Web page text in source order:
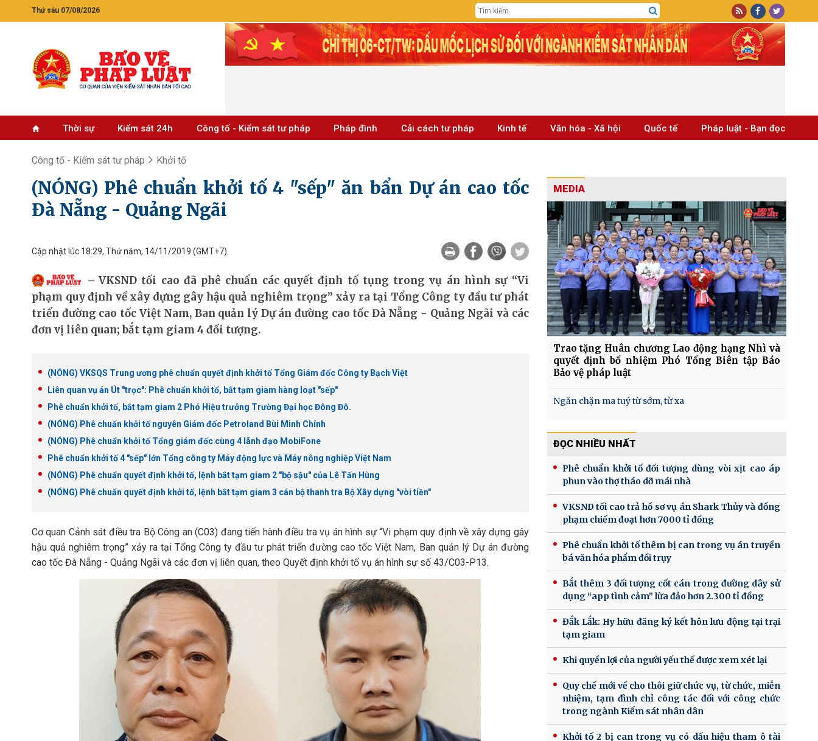
Thứ sáu 07/08/2026
Thời sự Kiểm sát 24h Công tố - Kiểm sát tư pháp Pháp đình Cải cách tư pháp Kinh tế Văn hóa - Xã hội Quốc tế Pháp luật - Bạn đọc
Công tố - Kiểm sát tư pháp Khởi tố
(NÓNG) Phê chuẩn khởi tố 4 "sếp" ăn bẩn Dự án cao tốc
Đà Nẵng - Quảng Ngãi
Cập nhật lúc 18:29, Thứ năm, 14/11/2019 (GMT+7)
VKSND tối cao đã phê chuẩn các quyết định tố tụng trong vụ án hình sự “Vi
phạm quy định về xây dựng gây hậu quả nghiêm trọng” xảy ra tại Tổng Công ty đầu tư phát
triển đường cao tốc Việt Nam, Ban quản lý Dự án đường cao tốc Đà Nẵng - Quảng Ngãi và các
đơn vị liên quan; bắt tạm giam 4 đối tượng.
(NÓNG) VKSQS Trung ương phê chuẩn quyết định khởi tố Tổng Giám đốc Công ty Bạch Việt
Liên quan vụ án Út "trọc": Phê chuẩn khởi tố, bắt tạm giam hàng loạt "sếp"
Phê chuẩn khởi tố, bắt tạm giam 2 Phó Hiệu trưởng Trường Đại học Đông Đô.
(NÓNG) Phê chuẩn khởi tố nguyên Giám đốc Petroland Bùi Minh Chính
(NÓNG) Phê chuẩn khởi tố Tổng giám đốc cùng 4 lãnh đạo MobiFone
Phê chuẩn khởi tố 4 "sếp" lớn Tổng công ty Máy động lực và Máy nông nghiệp Việt Nam
(NÓNG) Phê chuẩn quyết định khởi tố, lệnh bắt tạm giam 2 "bộ sậu" của Lê Tấn Hùng
(NÓNG) Phê chuẩn quyết định khởi tố, lệnh bắt tạm giam 3 cán bộ thanh tra Bộ Xây dựng "vòi tiền"
Cơ quan Cảnh sát điều tra Bộ Công an (C03) đang tiến hành điều tra vụ án hình sự “Vi phạm quy định về xây dựng gây
hậu quả nghiêm trọng” xảy ra tại Tổng Công ty đầu tư phát triển đường cao tốc Việt Nam, Ban quản lý Dự án đường
cao tốc Đà Nẵng - Quảng Ngãi và các đơn vị liên quan, theo Quyết định khởi tố vụ án hình sự số 43/C03-P13.
MEDIA
Trao tặng Huân chương Lao động hạng Nhì và
quyết định bổ nhiệm Phó Tổng Biên tập Báo
Bảo vệ pháp luật
Ngăn chặn ma tuý từ sớm, từ xa
ĐỌC NHIỀU NHẤT
Phê chuẩn khởi tố đối tượng dùng vòi xịt cao áp
phun vào thợ tháo dỡ mái nhà
VKSND tối cao trả hồ sơ vụ án Shark Thủy và đồng
phạm chiếm đoạt hơn 7000 tỉ đồng
Phê chuẩn khởi tố thêm bị can trong vụ án truyền
bá văn hóa phẩm đồi trụy
Bắt thêm 3 đối tượng cốt cán trong đường dây sử
dụng “app tình cảm” lừa đảo hơn 2.300 tỉ đồng
Đắk Lắk: Hy hữu đăng ký kết hôn lưu động tại trại
tạm giam
Khi quyền lợi của người yếu thế được xem xét lại
Quy chế mới về cho thôi giữ chức vụ, từ chức, miễn
nhiệm, tạm đình chỉ công tác đối với công chức
trong ngành Kiểm sát nhân dân
Khởi tố 2 bị can trong vụ có dấu hiệu tham ô tài